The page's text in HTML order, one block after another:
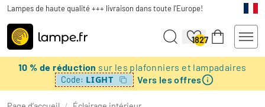
Lampes de haute qualité +++ livraison dans toute l'Europe!
1827
10 % de réduction sur les plafonniers et lampadaires
Code: LIGHT Vers les offres